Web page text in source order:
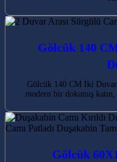
Gölcük 140
Gölcük 140 CM İki Duvar
modern bir dokunuş
Gölcük